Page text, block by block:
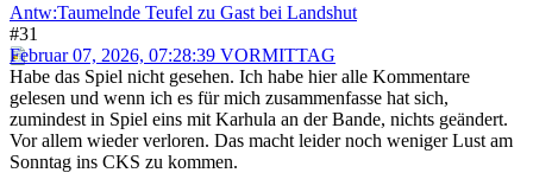
Antw:Taumelnde Teufel zu Gast bei Landshut
#31
Februar 07, 2026, 07:28:39 VORMITTAG
Habe das Spiel nicht gesehen. Ich habe hier alle Kommentare
gelesen und wenn ich es für mich zusammenfasse hat sich,
zumindest in Spiel eins mit Karhula an der Bande, nichts geändert.
Vor allem wieder verloren. Das macht leider noch weniger Lust am
Sonntag ins CKS zu kommen.